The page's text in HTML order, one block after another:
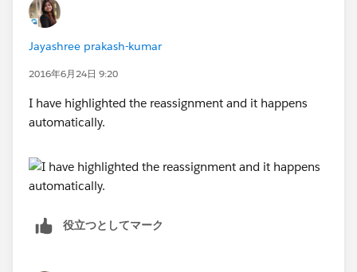
Jayashree prakash-kumar
2016年6月24日 9:20
I have highlighted the reassignment and it happens
automatically.
役立つとしてマーク